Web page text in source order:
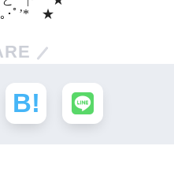
･ﾟ’* ★